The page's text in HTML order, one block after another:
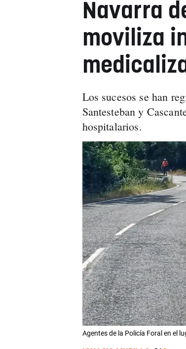
Navarra
moviliza
Los sucesos se han
Santesteban y
hospitalarios.
Agentes de la Policía Foral en el